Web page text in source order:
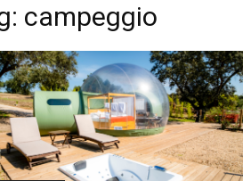
campeggio